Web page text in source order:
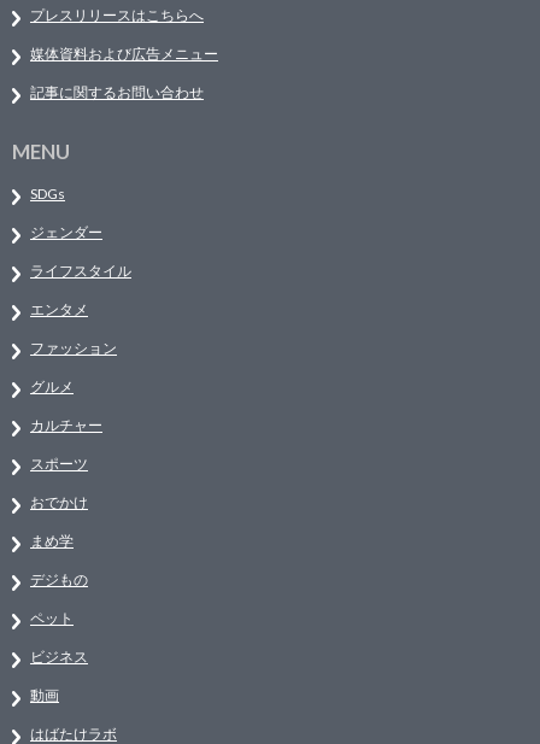
プレスリリースはこちらへ
媒体資料および広告メニュー
記事に関するお問い合わせ
MENU
SDGs
ジェンダー
ライフスタイル
エンタメ
ファッション
グルメ
カルチャー
スポーツ
おでかけ
まめ学
デジもの
ペット
ビジネス
動画
はばたけラボ